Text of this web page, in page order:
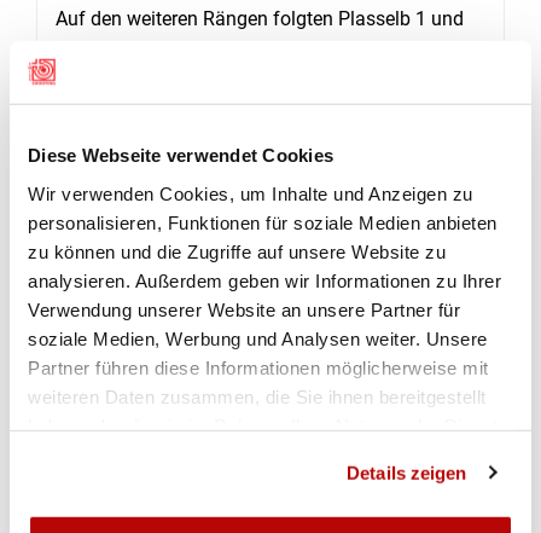
Diese Webseite verwendet Cookies
Wir verwenden Cookies, um Inhalte und Anzeigen zu
personalisieren, Funktionen für soziale Medien anbieten
zu können und die Zugriffe auf unsere Website zu
analysieren. Außerdem geben wir Informationen zu Ihrer
Verwendung unserer Website an unsere Partner für
soziale Medien, Werbung und Analysen weiter. Unsere
Partner führen diese Informationen möglicherweise mit
weiteren Daten zusammen, die Sie ihnen bereitgestellt
Details zeigen
Auf den weiteren Rängen folgten Plasselb 1 und
Wünnewil-Flamatt 1, Mario Brülhart (138
Punkte), Josef Neuhaus (142 Punkte), Emil
Pfamatter (138 Punkte), Daniel Rappo (135
Punkte) und Marcel Rohrbasser (134 Punkte) „die
Butter nicht mehr vom Brot wegneh­men“ und
siegten überlegen mit sehr guten 687 Punkten vor
dem Quintett St. Ursen 1, das 680 Punkte erzielte.
Dramatik pur um den Kampf der Bronzemedaille.